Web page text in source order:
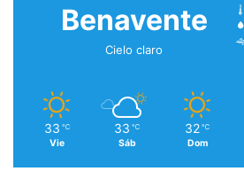
Benavente
Cielo claro
33 ℃
Vie
33 ℃
Sáb
32 ℃
Dom